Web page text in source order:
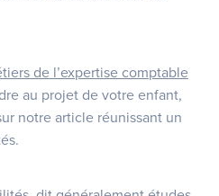
de l’expertise comptable
au projet de votre enfant,
notre article réunissant un